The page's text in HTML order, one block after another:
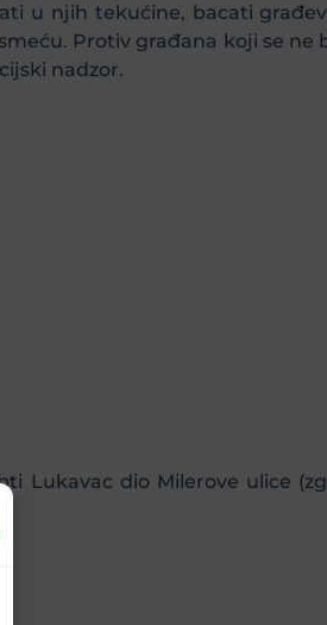
u njih tekućine, bacati
Protiv građana koji se ne
nadzor.
Lukavac dio Milerove ulice